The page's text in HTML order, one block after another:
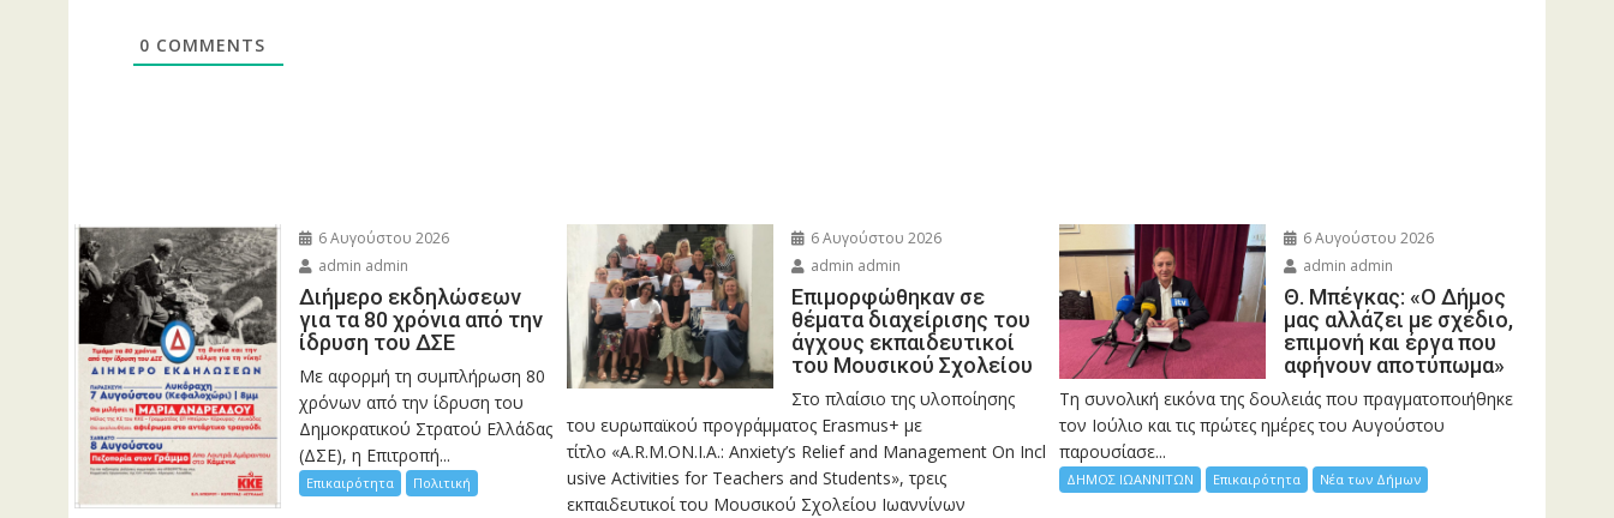
0 COMMENTS
6 Αυγούστου 2026
admin admin
Διήμερο εκδηλώσεων
για τα 80 χρόνια από την
ίδρυση του ΔΣΕ
Με αφορμή τη συμπλήρωση 80
χρόνων από την ίδρυση του
Δημοκρατικού Στρατού Ελλάδας
(ΔΣΕ), η Επιτροπή...
Επικαιρότητα Πολιτική
6 Αυγούστου 2026
admin admin
Eπιμορφώθηκαν σε
θέματα διαχείρισης του
άγχους εκπαιδευτικοί
του Μουσικού Σχολείου
Στο πλαίσιο της υλοποίησης
του ευρωπαϊκού προγράμματος Erasmus+ με
τίτλο «A.R.M.ON.I.A.: Anxiety’s Relief and Management On Incl
usive Activities for Teachers and Students», τρεις
εκπαιδευτικοί του Μουσικού Σχολείου Ιωαννίνων
6 Αυγούστου 2026
admin admin
Θ. Μπέγκας: «Ο Δήμος
μας αλλάζει με σχέδιο,
επιμονή και έργα που
αφήνουν αποτύπωμα»
Τη συνολική εικόνα της δουλειάς που πραγματοποιήθηκε
τον Ιούλιο και τις πρώτες ημέρες του Αυγούστου
παρουσίασε...
ΔΗΜΟΣ ΙΩΑΝΝΙΤΩΝ Επικαιρότητα Νέα των Δήμων